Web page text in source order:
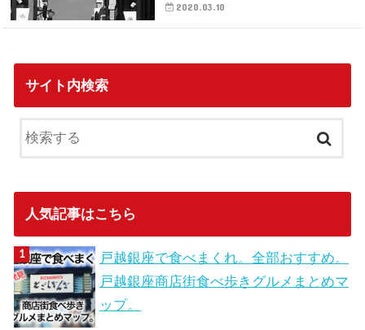
2020.03.10
サイト内検索
人気記事はこちら
戸越銀座で食べまくれ。全部おすすめ。
戸越銀座商店街食べ歩きグルメまとめマ
ップ。